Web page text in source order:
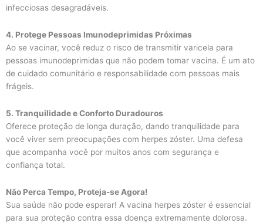
infecciosas desagradáveis.
4. Protege Pessoas Imunodeprimidas Próximas
Ao se vacinar, você reduz o risco de transmitir varicela para
pessoas imunodeprimidas que não podem tomar vacina. É um ato
de cuidado comunitário e responsabilidade com pessoas mais
frágeis.
5. Tranquilidade e Conforto Duradouros
Oferece proteção de longa duração, dando tranquilidade para
você viver sem preocupações com herpes zóster. Uma defesa
que acompanha você por muitos anos com segurança e
confiança total.
Não Perca Tempo, Proteja-se Agora!
Sua saúde não pode esperar! A vacina herpes zóster é essencial
para sua proteção contra essa doença extremamente dolorosa.